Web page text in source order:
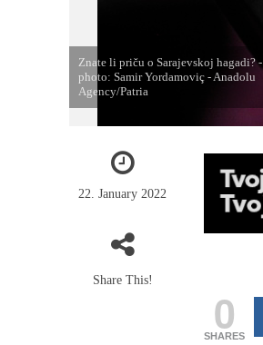
Znate li priču o Sarajevskoj hagadi? -
photo: Samir Yordamoviç - Anadolu
Agency/Patria
22. January 2022
Share This!
0
SHARES